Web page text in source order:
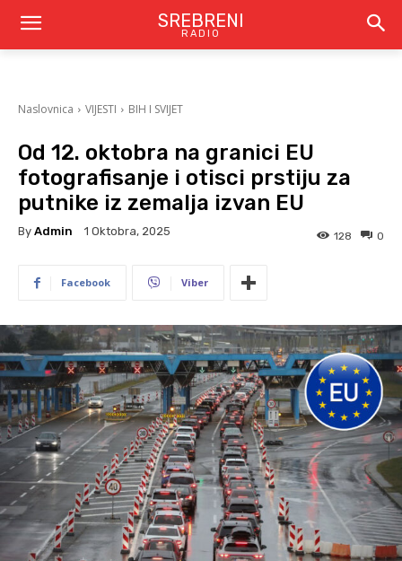
SREBRENI
RADIO
Naslovnica VIJESTI BIH I SVIJET
Od 12. oktobra na granici EU
fotografisanje i otisci prstiju za
putnike iz zemalja izvan EU
By Admin 1 Oktobra, 2025 0
128
Facebook Viber